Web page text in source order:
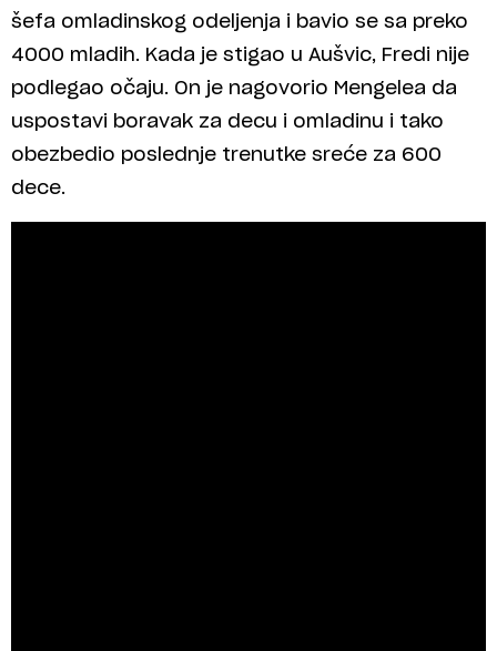
šefa omladinskog odeljenja i bavio se sa preko
4000 mladih. Kada je stigao u Aušvic, Fredi nije
podlegao očaju. On je nagovorio Mengelea da
uspostavi boravak za decu i omladinu i tako
obezbedio poslednje trenutke sreće za 600
dece.